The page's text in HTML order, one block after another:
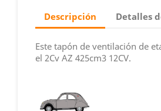
Descripción Detalles
Este tapón de ventilación de
el 2Cv AZ 425cm3 12CV.